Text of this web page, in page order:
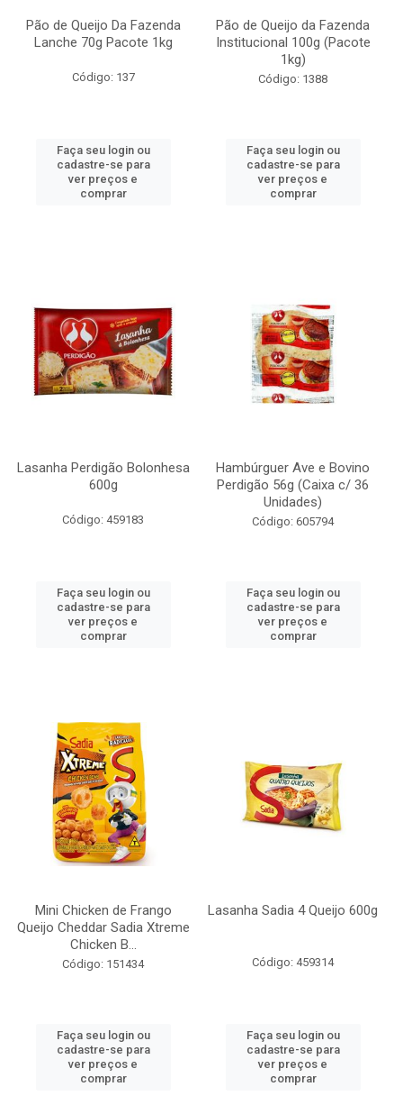
Pão de Queijo Da Fazenda
Lanche 70g Pacote 1kg
Código: 137
Faça seu login ou
cadastre-se para
ver preços e
comprar
Pão de Queijo da Fazenda
Institucional 100g (Pacote
1kg)
Código: 1388
Faça seu login ou
cadastre-se para
ver preços e
comprar
Lasanha Perdigão Bolonhesa
600g
Código: 459183
Faça seu login ou
cadastre-se para
ver preços e
comprar
Hambúrguer Ave e Bovino
Perdigão 56g (Caixa c/ 36
Unidades)
Código: 605794
Faça seu login ou
cadastre-se para
ver preços e
comprar
Mini Chicken de Frango
Queijo Cheddar Sadia Xtreme
Chicken B...
Código: 151434
Faça seu login ou
cadastre-se para
ver preços e
comprar
Lasanha Sadia 4 Queijo 600g
Código: 459314
Faça seu login ou
cadastre-se para
ver preços e
comprar